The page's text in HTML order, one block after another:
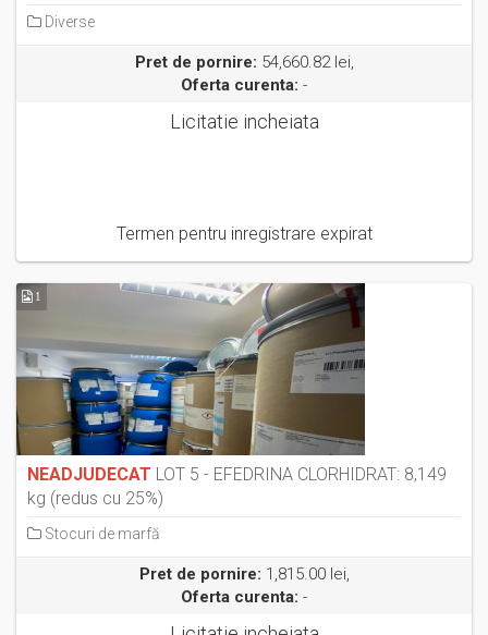
Diverse
Pret de pornire: 54,660.82 lei,
Oferta curenta: -
Licitatie incheiata
Termen pentru inregistrare expirat
1
NEADJUDECAT LOT 5 - EFEDRINA CLORHIDRAT: 8,149
kg (redus cu 25%)
Stocuri de marfă
Pret de pornire: 1,815.00 lei,
Oferta curenta: -